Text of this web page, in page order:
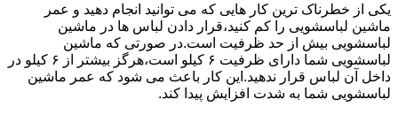
یکی از خطرناک ترین کار هایی که می توانید انجام دهید و عمر
ماشین لباسشویی را کم کنید،قرار دادن لباس ها در ماشین
لباسشویی بیش از حد ظرفیت است.در صورتی که ماشین
لباسشویی شما دارای ظرفیت ۶ کیلو است،هرگز بیشتر از ۶ کیلو در
داخل آن لباس قرار ندهید.این کار باعث می شود که عمر ماشین
لباسشویی شما به شدت افزایش پیدا کند.